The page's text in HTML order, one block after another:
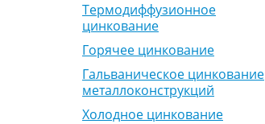
Термодиффузионное
цинкование
Горячее цинкование
Гальваническое цинкование
металлоконструкций
Холодное цинкование